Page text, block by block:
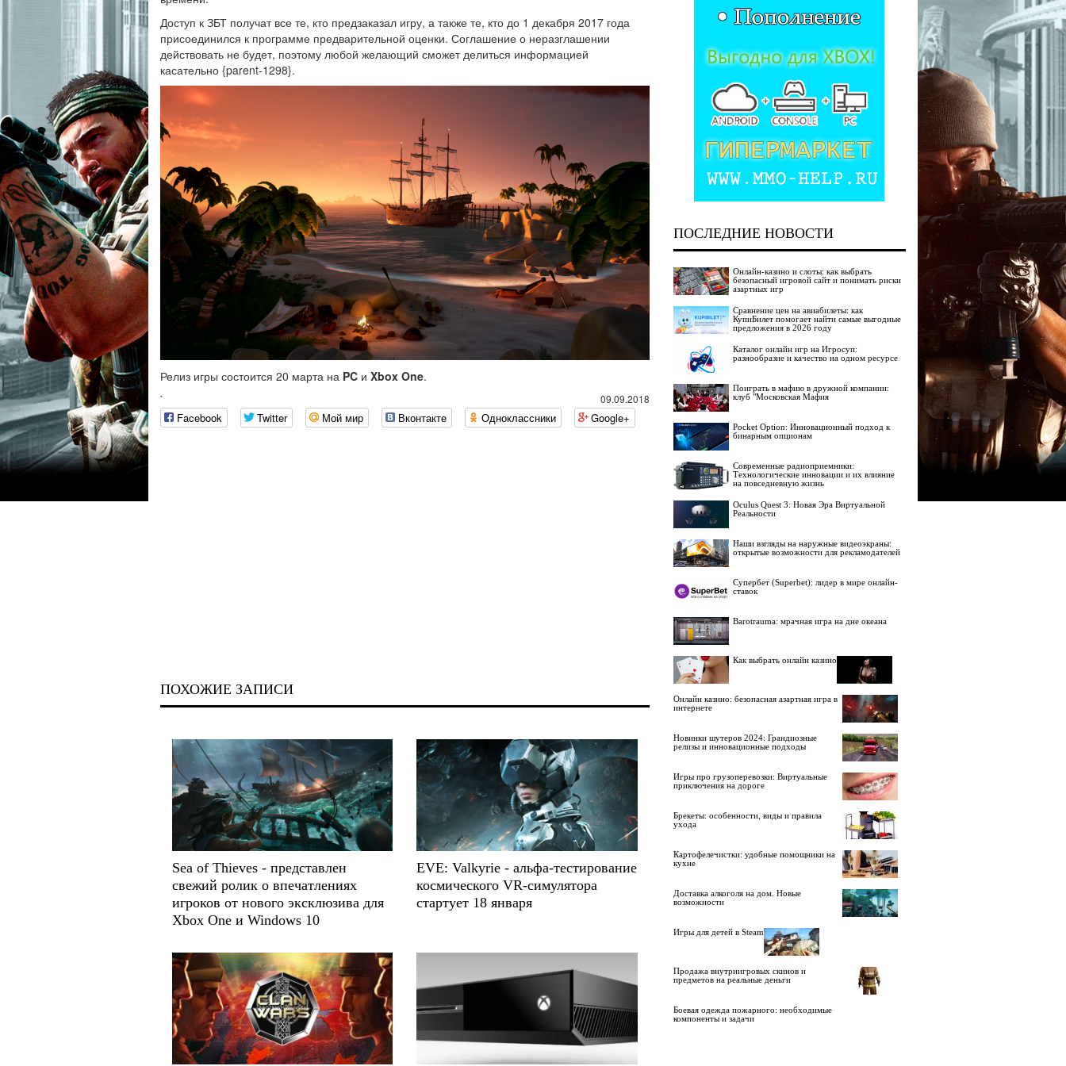
Доступ к ЗБТ получат все те, кто предзаказал игру, а также те, кто до 1 декабря 2017 года
присоединился к программе предварительной оценки. Соглашение о неразглашении
действовать не будет, поэтому любой желающий сможет делиться информацией
касательно {parent-1298}.
Релиз игры состоится 20 марта на PC и Xbox One.
09.09.2018
`
Facebook Twitter Мой мир Вконтакте Одноклассники Google+
ПОХОЖИЕ ЗАПИСИ
Sea of Thieves - представлен
свежий ролик о впечатлениях
игроков от нового эксклюзива для
Xbox One и Windows 10
EVE: Valkyrie - альфа-тестирование
космического VR-симулятора
стартует 18 января
ПОСЛЕДНИЕ НОВОСТИ
Онлайн-казино и слоты: как выбрать
безопасный игровой сайт и понимать риски
азартных игр
Сравнение цен на авиабилеты: как
КупиБилет помогает найти самые выгодные
предложения в 2026 году
Каталог онлайн игр на Игросуп:
разнообразие и качество на одном ресурсе
Поиграть в мафию в дружной компании:
клуб "Московская Мафия
Pocket Option: Инновационный подход к
бинарным опционам
Современные радиоприемники:
Технологические инновации и их влияние
на повседневную жизнь
Oculus Quest 3: Новая Эра Виртуальной
Реальности
Наши взгляды на наружные видеоэкраны:
открытые возможности для рекламодателей
Супербет (Superbet): лидер в мире онлайн-
ставок
Barotrauma: мрачная игра на дне океана
Как выбрать онлайн казино
Онлайн казино: безопасная азартная игра в
интернете
Новинки шутеров 2024: Грандиозные
релизы и инновационные подходы
Игры про грузоперевозки: Виртуальные
приключения на дороге
Брекеты: особенности, виды и правила
ухода
Картофелечистки: удобные помощники на
кухне
Доставка алкоголя на дом. Новые
возможности
Игры для детей в Steam
Продажа внутриигровых скинов и
предметов на реальные деньги
Боевая одежда пожарного: необходимые
компоненты и задачи